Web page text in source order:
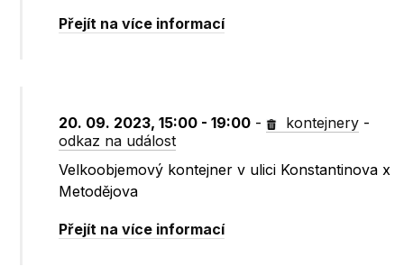
Přejít na více informací
20. 09. 2023, 15:00 - 19:00 - kontejnery -
odkaz na událost
Velkoobjemový kontejner v ulici Konstantinova x
Metodějova
Přejít na více informací